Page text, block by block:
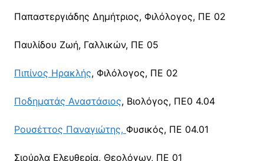
Παπαστεργιάδης Δημήτριος, Φιλόλογος, ΠΕ 02
Παυλίδου Ζωή, Γαλλικών, ΠΕ 05
Πιπίνος Ηρακλής, Φιλόλογος, ΠΕ 02
Ποδηματάς Αναστάσιος, Βιολόγος, ΠΕ0 4.04
Ρουσέττος Παναγιώτης, Φυσικός, ΠΕ 04.01
Σιούρλα Ελευθερία, Θεολόγων, ΠΕ 01